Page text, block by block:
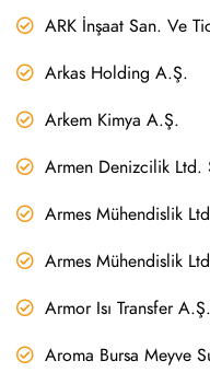
ARK İnşaat San. Ve
Arkas Holding A.Ş.
Arkem Kimya A.Ş.
Armen Denizcilik Ltd.
Armes Mühendislik
Armes Mühendislik
Armor Isı Transfer A.Ş.
Aroma Bursa Meyve